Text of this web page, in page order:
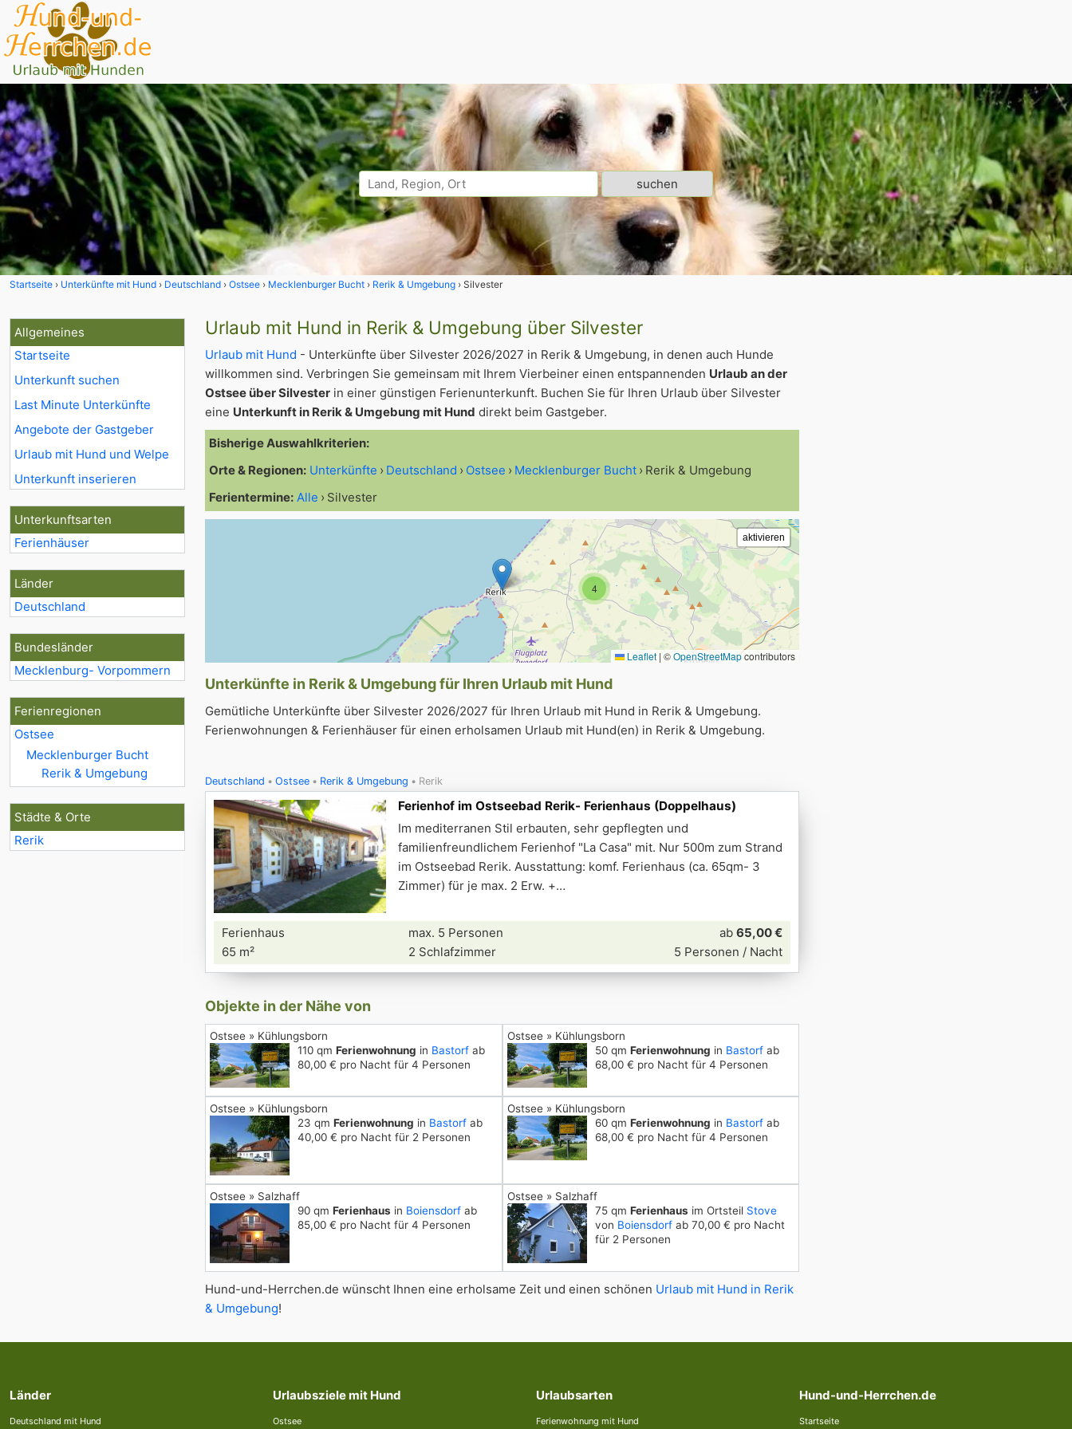
Startseite Unterkünfte mit Hund Deutschland Ostsee Mecklenburger Bucht Rerik & Umgebung Silvester
Allgemeines
Startseite
Unterkunft suchen
Last Minute Unterkünfte
Angebote der Gastgeber
Urlaub mit Hund und Welpe
Unterkunft inserieren
Unterkunftsarten
Ferienhäuser
Länder
Deutschland
Bundesländer
Mecklenburg- Vorpommern
Ferienregionen
Ostsee
Mecklenburger Bucht
Rerik & Umgebung
Städte & Orte
Rerik
Urlaub mit Hund in Rerik & Umgebung über Silvester
Urlaub mit Hund - Unterkünfte über Silvester 2026/2027 in Rerik & Umgebung, in denen auch Hunde
willkommen sind. Verbringen Sie gemeinsam mit Ihrem Vierbeiner einen entspannenden Urlaub an der
Ostsee über Silvester in einer günstigen Ferienunterkunft. Buchen Sie für Ihren Urlaub über Silvester
eine Unterkunft in Rerik & Umgebung mit Hund direkt beim Gastgeber.
Bisherige Auswahlkriterien:
Orte & Regionen: Unterkünfte Deutschland Ostsee Mecklenburger Bucht
Rerik & Umgebung
Ferientermine: Alle Silvester
2
2
4
Leaflet | ©OpenStreetMapcontributors
Unterkünfte in Rerik & Umgebung für Ihren Urlaub mit Hund
Gemütliche Unterkünfte über Silvester 2026/2027 für Ihren Urlaub mit Hund in Rerik & Umgebung.
Ferienwohnungen & Ferienhäuser für einen erholsamen Urlaub mit Hund(en) in Rerik & Umgebung.
Deutschland Ostsee Rerik & Umgebung Rerik
Ferienhof im Ostseebad Rerik- Ferienhaus (Doppelhaus)
Im mediterranen Stil erbauten, sehr gepflegten und
familienfreundlichem Ferienhof "La Casa" mit. Nur 500m zum Strand
im Ostseebad Rerik. Ausstattung: komf. Ferienhaus (ca. 65qm- 3
Zimmer) für je max. 2 Erw. +
Ferienhaus
65 m²
max. 5 Personen
2 Schlafzimmer
ab 65,00 €
5 Personen / Nacht
Objekte in der Nähe von
Ostsee » Kühlungsborn
110 qm Ferienwohnung in Bastorf ab
80,00 € pro Nacht für 4 Personen
Ostsee » Kühlungsborn
50 qm Ferienwohnung in Bastorfab
68,00 € pro Nacht für 4 Personen
Ostsee » Kühlungsborn
23 qm Ferienwohnung in Bastorf ab
40,00 € pro Nacht für 2 Personen
Ostsee » Kühlungsborn
60 qm Ferienwohnung in Bastorfab
68,00 € pro Nacht für 4 Personen
Ostsee » Salzhaff
90 qm Ferienhaus in Boiensdorf ab
85,00 € pro Nacht für 4 Personen
Ostsee » Salzhaff
75 qm Ferienhaus im Ortsteil Stove
von Boiensdorfab 70,00 € pro Nacht
für 2 Personen
Hund-und-Herrchen.de wünscht Ihnen eine erholsame Zeit und einen schönen Urlaub mit Hund in Rerik
& Umgebung!
Länder
Deutschland mit Hund
Urlaubsziele mit Hund
Ostsee
Urlaubsarten
Ferienwohnung mit Hund
Hund-und-Herrchen.de
Startseite